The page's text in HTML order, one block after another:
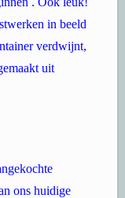
in beeld
verdwijnt,
uit
ons huidige